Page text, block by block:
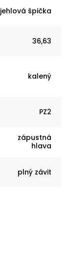
jehlová špička
36,63
kalený
PZ2
zápustná
hlava
plný závit